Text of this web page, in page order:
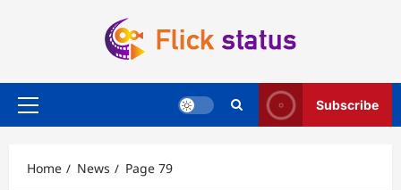
Primary
Subscribe
Home News Page 79